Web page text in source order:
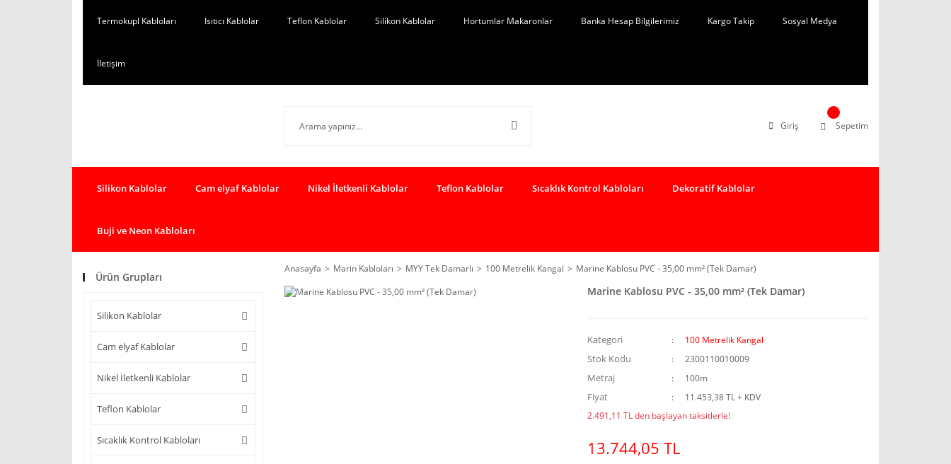
Termokupl Kabloları Isıtıcı Kablolar Teflon Kablolar Silikon Kablolar Hortumlar Makaronlar Banka Hesap Bilgilerimiz Kargo Takip Sosyal Medya
İletişim
Giriş Sepetim
Silikon Kablolar Cam elyaf Kablolar Nikel İletkenli Kablolar Teflon Kablolar Sıcaklık Kontrol Kabloları Dekoratif Kablolar
Buji ve Neon Kabloları
Ürün Grupları
Silikon Kablolar
Cam elyaf Kablolar
Nikel İletkenli Kablolar
Teflon Kablolar
Sıcaklık Kontrol Kabloları
Anasayfa Marin Kabloları MYY Tek Damarlı 100 Metrelik Kangal Marine Kablosu PVC - 35,00 mm² (Tek Damar)
Marine Kablosu PVC - 35,00 mm² (Tek Damar)
Kategori 100 Metrelik Kangal
Stok Kodu 2300110010009
Metraj 100m
Fiyat
11.453,38 TL + KDV
2.491,11 TL den başlayan taksitlerle!
13.744,05 TL